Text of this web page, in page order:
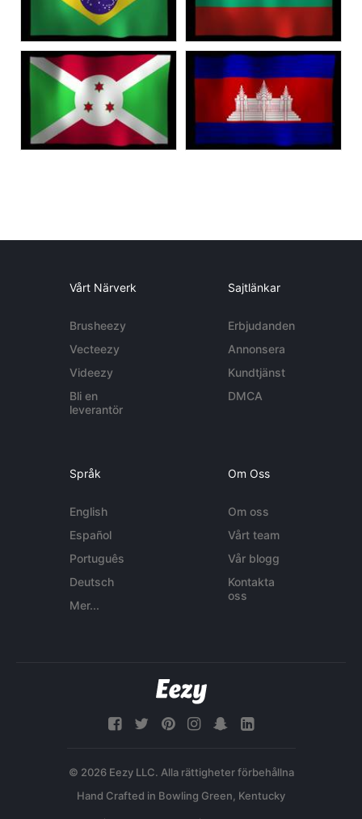
Vårt Närverk
Brusheezy
Vecteezy
Videezy
Bli en
leverantör
Sajtlänkar
Erbjudanden
Annonsera
Kundtjänst
DMCA
Språk
English
Español
Português
Deutsch
Mer...
Om Oss
Om oss
Vårt team
Vår blogg
Kontakta
oss
© 2026 Eezy LLC. Alla rättigheter förbehållna